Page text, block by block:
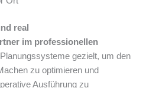
real
im professionellen
gezielt, um den
zu optimieren und
Ausführung zu